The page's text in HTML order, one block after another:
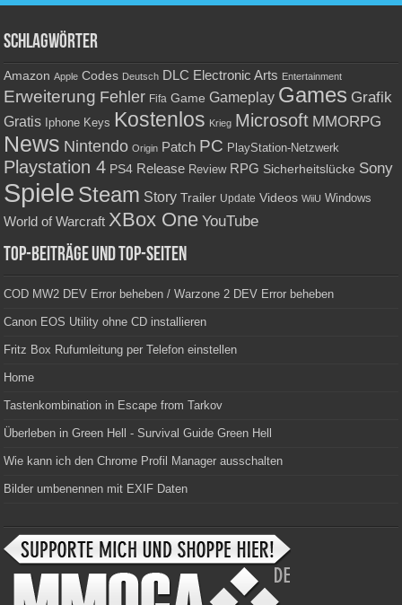
Schlagwörter
Amazon Apple Codes Deutsch DLC Electronic Arts Entertainment
Erweiterung Fehler Fifa Game Gameplay Games Grafik
Gratis Iphone Keys Kostenlos Krieg Microsoft MMORPG
News Nintendo Origin Patch PC PlayStation-Netzwerk
Playstation 4 PS4 Release Review RPG Sicherheitslücke Sony
Spiele Steam Story Trailer Update Videos WiiU Windows
World of Warcraft XBox One YouTube
Top-Beiträge und Top-Seiten
COD MW2 DEV Error beheben / Warzone 2 DEV Error beheben
Canon EOS Utility ohne CD installieren
Fritz Box Rufumleitung per Telefon einstellen
Home
Tastenkombination in Escape from Tarkov
Überleben in Green Hell - Survival Guide Green Hell
Wie kann ich den Chrome Profil Manager ausschalten
Bilder umbenennen mit EXIF Daten